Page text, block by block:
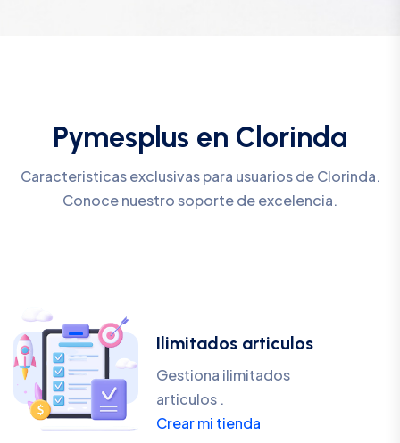
Pymesplus en Clorinda
Caracteristicas exclusivas para usuarios de Clorinda.
Conoce nuestro soporte de excelencia.
Ilimitados articulos
Gestiona ilimitados
articulos .
Crear mi tienda